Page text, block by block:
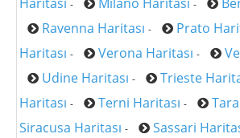
- -
Ravenna Haritası - Prato
Haritası - Verona Haritası -
Udine Haritası - Trieste
Haritası - Terni Haritası -
Siracusa Haritası - Sassari